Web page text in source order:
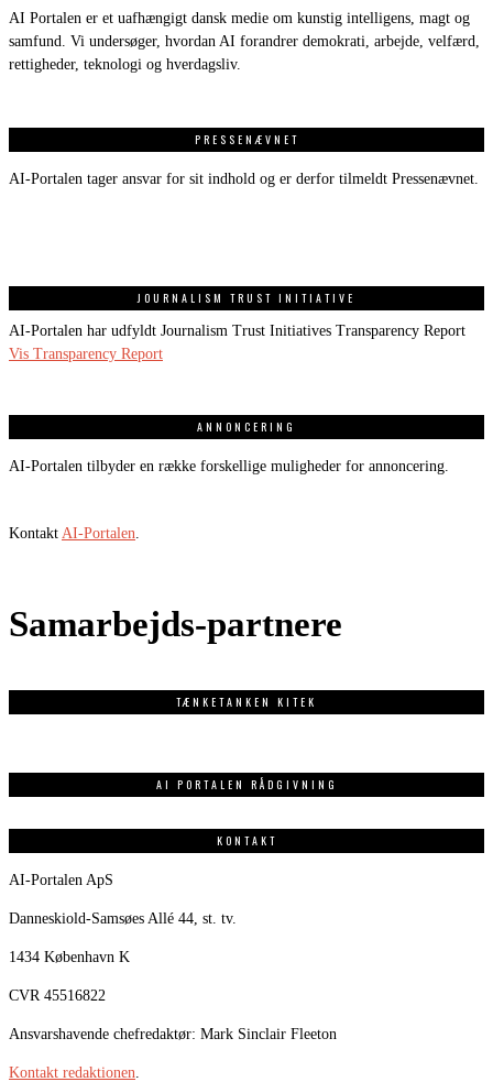
AI Portalen er et uafhængigt dansk medie om kunstig intelligens, magt og
samfund. Vi undersøger, hvordan AI forandrer demokrati, arbejde, velfærd,
rettigheder, teknologi og hverdagsliv.
PRESSENÆVNET
AI-Portalen tager ansvar for sit indhold og er derfor tilmeldt Pressenævnet.
JOURNALISM TRUST INITIATIVE
AI-Portalen har udfyldt Journalism Trust Initiatives Transparency Report
Vis Transparency Report
ANNONCERING
AI-Portalen tilbyder en række forskellige muligheder for annoncering.
Kontakt AI-Portalen
Samarbejds-partnere
TÆNKETANKEN KITEK
AI PORTALEN RÅDGIVNING
KONTAKT
AI-Portalen ApS
Danneskiold-Samsøes Allé 44, st. tv.
1434 København K
CVR 45516822
Ansvarshavende chefredaktør: Mark Sinclair Fleeton
Kontakt redaktionen